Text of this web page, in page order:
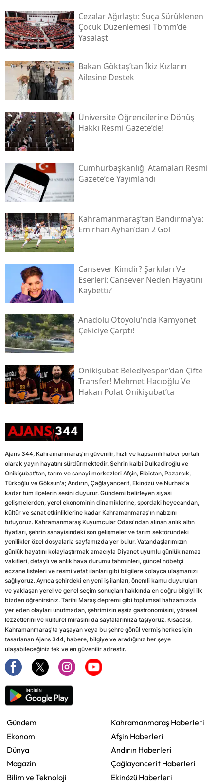
Cezalar Ağırlaştı: Suça Sürüklenen
Çocuk Düzenlemesi Tbmm’de
Yasalaştı
Bakan Göktaş’tan İkiz Kızların
Ailesine Destek
Üniversite Öğrencilerine Dönüş
Hakkı Resmi Gazete’de!
Cumhurbaşkanlığı Atamaları Resmi
Gazete’de Yayımlandı
Kahramanmaraş’tan Bandırma’ya:
Emirhan Ayhan’dan 2 Gol
Cansever Kimdir? Şarkıları Ve
Eserleri: Cansever Neden Hayatını
Kaybetti?
Anadolu Otoyolu'nda Kamyonet
Çekiciye Çarptı!
Onikişubat Belediyespor’dan Çifte
Transfer! Mehmet Hacıoğlu Ve
Hakan Polat Onikişubat’ta
Ajans 344, Kahramanmaraş'ın güvenilir, hızlı ve kapsamlı haber portalı
olarak yayın hayatını sürdürmektedir. Şehrin kalbi Dulkadiroğlu ve
Onikişubat'tan, tarım ve sanayi merkezleri Afşin, Elbistan, Pazarcık,
Türkoğlu ve Göksun'a; Andırın, Çağlayancerit, Ekinözü ve Nurhak'a
kadar tüm ilçelerin sesini duyurur. Gündemi belirleyen siyasi
gelişmelerden, yerel ekonominin dinamiklerine, spordaki heyecandan,
kültür ve sanat etkinliklerine kadar Kahramanmaraş'ın nabzını
tutuyoruz. Kahramanmaraş Kuyumcular Odası'ndan alınan anlık altın
fiyatları, şehrin sanayisindeki son gelişmeler ve tarım sektöründeki
yenilikler özel dosyalarla sayfamızda yer bulur. Vatandaşlarımızın
günlük hayatını kolaylaştırmak amacıyla Diyanet uyumlu günlük namaz
vakitleri, detaylı ve anlık hava durumu tahminleri, güncel nöbetçi
eczane listeleri ve resmi vefat ilanları gibi bilgilere kolayca ulaşmanızı
sağlıyoruz. Ayrıca şehirdeki en yeni iş ilanları, önemli kamu duyuruları
ve yaklaşan yerel ve genel seçim sonuçları hakkında en doğru bilgiyi ilk
bizden öğrenirsiniz. Tarihi Maraş depremi gibi toplumsal hafızamızda
yer eden olayları unutmadan, şehrimizin eşsiz gastronomisini, yöresel
lezzetlerini ve kültürel mirasını da sayfalarımıza taşıyoruz. Kısacası,
Kahramanmaraş'ta yaşayan veya bu şehre gönül vermiş herkes için
tasarlanan Ajans 344, habere, bilgiye ve aradığınız her şeye
ulaşabileceğiniz tek ve en güvenilir adrestir.
Gündem
Ekonomi
Dünya
Magazin
Bilim ve Teknoloji
Kahramanmaraş Haberleri
Afşin Haberleri
Andırın Haberleri
Çağlayancerit Haberleri
Ekinözü Haberleri